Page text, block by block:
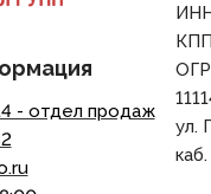
- отдел продаж
ул.